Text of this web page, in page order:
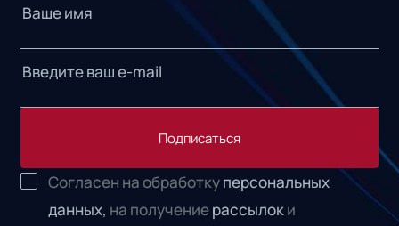
Подписаться
Согласен на обработкуперсональных
данных, на получениерассылоки